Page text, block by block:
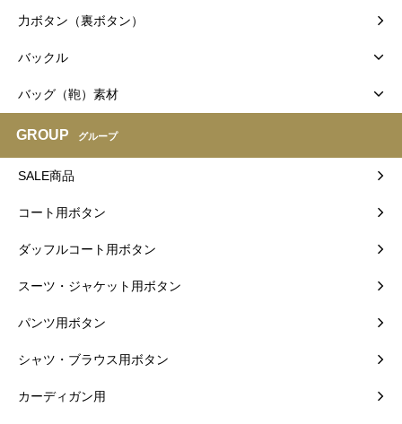
力ボタン（裏ボタン）
バックル
バッグ（鞄）素材
GROUP グループ
SALE商品
コート用ボタン
ダッフルコート用ボタン
スーツ・ジャケット用ボタン
パンツ用ボタン
シャツ・ブラウス用ボタン
カーディガン用